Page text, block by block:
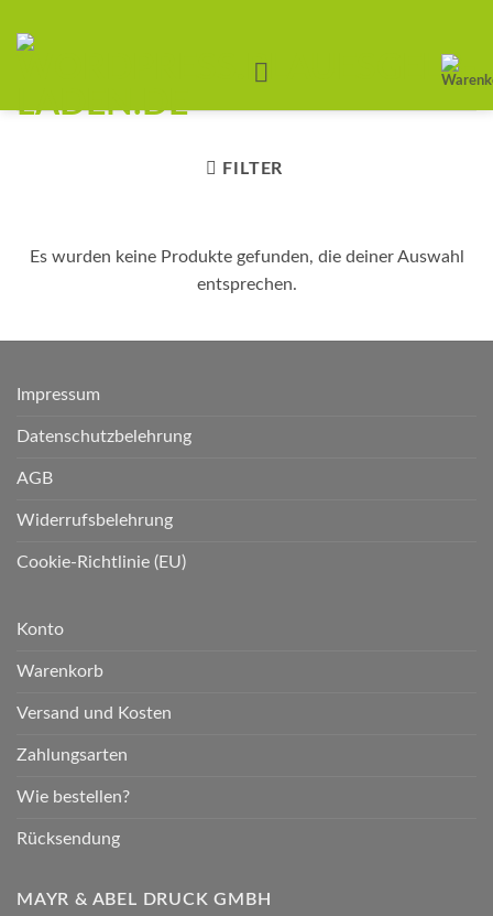
Inhalt
FILTER
Es wurden keine Produkte gefunden, die deiner Auswahl
entsprechen.
Impressum
Datenschutzbelehrung
AGB
Widerrufsbelehrung
Cookie-Richtlinie (EU)
Konto
Warenkorb
Versand und Kosten
Zahlungsarten
Wie bestellen?
Rücksendung
MAYR & ABEL DRUCK GMBH